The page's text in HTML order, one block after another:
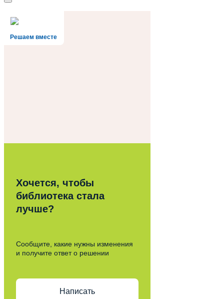
Решаем вместе
Хочется, чтобы
библиотека стала
лучше?
Сообщите, какие нужны изменения
и получите ответ о решении
Написать